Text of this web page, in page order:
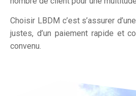
Choisir LBDM c’est s’assurer
justes, d’un paiement rapide et
convenu.